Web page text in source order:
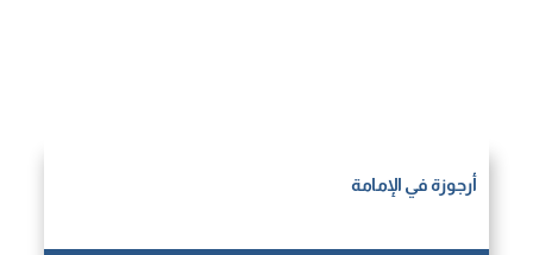
أرجوزة‌ في الإمامة‌